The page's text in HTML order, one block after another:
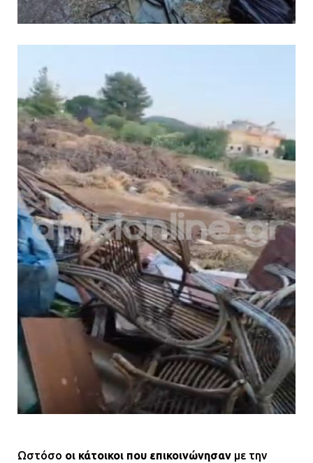
Ωστόσο οι κάτοικοι που επικοινώνησαν με την